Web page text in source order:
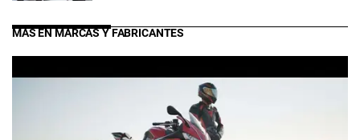
MÁS EN MARCAS Y FABRICANTES